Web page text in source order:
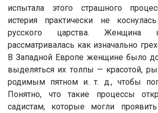
испытала этого страшного
истерия практически не
русского царства.
рассматривалась как изначально
В Западной Европе женщине было
выделяться их толпы — красотой,
родимым пятном и. т. д., чтобы
Понятно, что такие процессы
садистам, которые могли